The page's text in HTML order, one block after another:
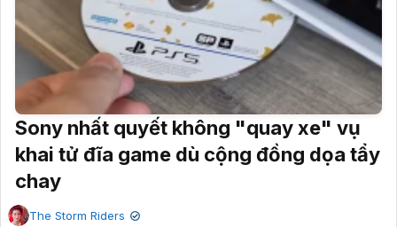
Sony nhất quyết không "quay xe" vụ
khai tử đĩa game dù cộng đồng dọa tẩy
chay
The Storm Riders ✔